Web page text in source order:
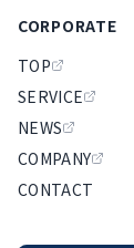
CORPORATE
TOP
SERVICE
NEWS
COMPANY
CONTACT